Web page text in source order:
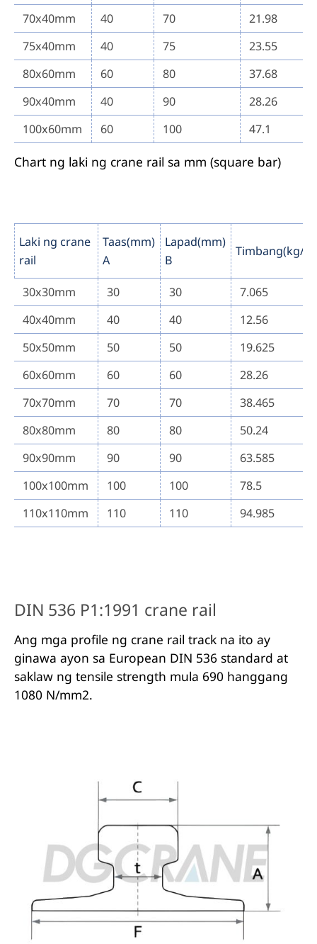
70x40mm
40 70
21.98
75x40mm
40 75
23.55
80x60mm
60 80
37.68
90x40mm
40 90
28.26
100x60mm
60 100 47.1
Chart ng laki ng crane rail sa mm (square bar)
Laki ng crane
rail
Taas(mm)
A
Lapad(mm)
B
Timbang(kg/
30x30mm 30 30
7.065
40x40mm
40 40
12.56
50x50mm
50 50
19.625
60x60mm
60 60
28.26
70x70mm
70 70
38.465
80x80mm
80 80
50.24
90x90mm
90 90
63.585
100x100mm
100 100
78.5
110x110mm
110 110 94.985
DIN 536 P1:1991 crane rail
Ang mga profile ng crane rail track na ito ay
ginawa ayon sa European DIN 536 standard at
saklaw ng tensile strength mula 690 hanggang
1080 N/mm2.